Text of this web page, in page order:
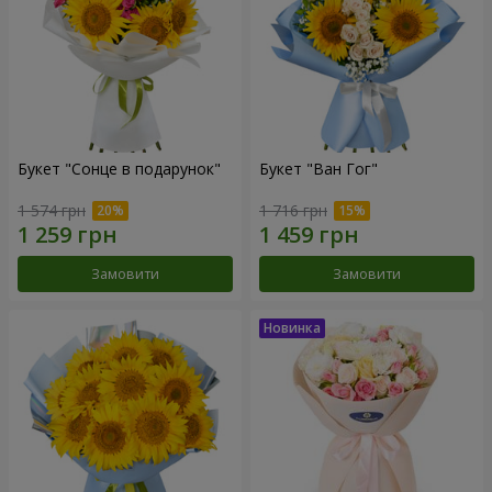
Букет "Сонце в подарунок"
1 574 грн
Замовити
Букет "Ван Гог"
1 716 грн
Замовити